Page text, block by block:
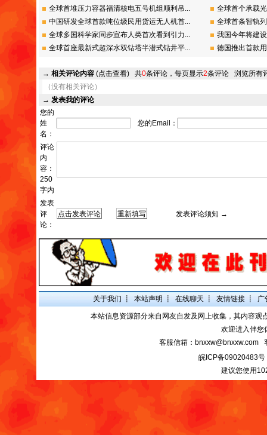
全球首堆压力容器福清核电五号机组顺利吊...
全球首个承载
中国研发全球首款吨位级民用货运无人机首...
全球首条智轨
全球多国科学家同步宣布人类首次看到引力...
我国今年将建
全球首座最新式超深水双钻塔半潜式钻井平...
德国推出首款
→ 相关评论内容 (点击查看) 共0条评论，每页显示2条评论 浏览所有
（没有相关评论）
→ 发表我的评论
您的
姓
名：
您的Email：
评论
内
容：
250
字内
发表
评
论：
发表评论须知 →
关于我们 ┋ 本站声明 ┋ 在线聊天 ┋ 友情链接 ┋ 广
本站信息资源部分来自网友自发及网上收集，其内容
欢迎进入伴您
客服信箱：bnxxw@bnxxw.com
皖ICP备09020483号
建议您使用